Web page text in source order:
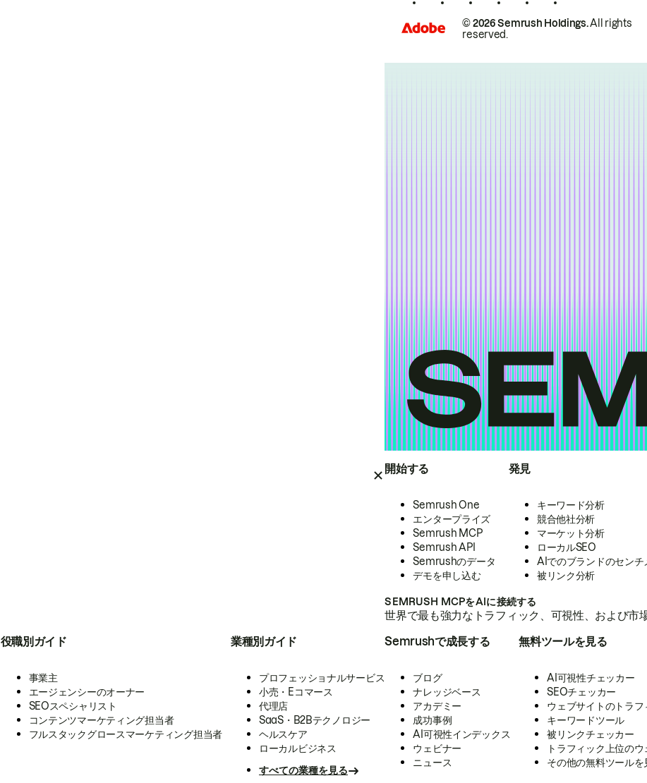
開始する
Semrush One
エンタープライズ
Semrush MCP
Semrush API
Semrushのデータ
デモを申し込む
発見
キーワード分析
競合他社分析
マーケット分析
ローカルSEO
AIでのブランドのセンチ
被リンク分析
SEMRUSH MCPをAIに接続する
世界で最も強力なトラフィック、可視性、および
役職別ガイド
事業主
エージェンシーのオーナー
SEOスペシャリスト
コンテンツマーケティング担当者
フルスタックグロースマーケティング担当者
業種別ガイド
プロフェッショナルサービス
小売・Eコマース
代理店
SaaS・B2Bテクノロジー
ヘルスケア
ローカルビジネス
すべての業種を見る
Semrushで成長する
ブログ
ナレッジベース
アカデミー
成功事例
AI可視性インデックス
ウェビナー
ニュース
無料ツールを見る
AI可視性チェッカー
SEOチェッカー
ウェブサイトのトラ
キーワードツール
被リンクチェッカー
トラフィック上位の
その他の無料ツールを
© 2026 Semrush Holdings.All rights
reserved.